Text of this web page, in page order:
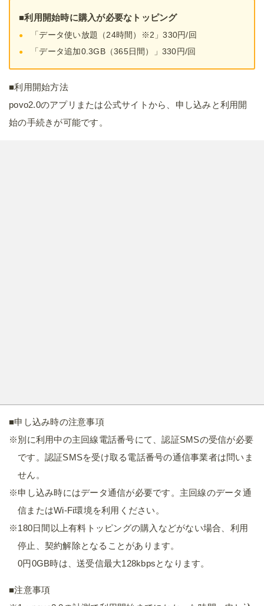
■利用開始時に購入が必要なトッピング
「データ使い放題（24時間）※2」330円/回
「データ追加0.3GB（365日間）」330円/回
■利用開始方法
povo2.0のアプリまたは公式サイトから、申し込みと利用開
始の手続きが可能です。
■申し込み時の注意事項
※別に利用中の主回線電話番号にて、認証SMSの受信が必要
です。認証SMSを受け取る電話番号の通信事業者は問いま
せん。
※申し込み時にはデータ通信が必要です。主回線のデータ通
信またはWi-Fi環境を利用ください。
※180日間以上有料トッピングの購入などがない場合、利用
停止、契約解除となることがあります。
0円0GB時は、送受信最大128kbpsとなります。
■注意事項